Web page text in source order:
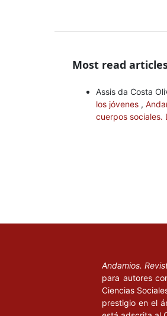
Most read
Assis da Costa
los jóvenes ,
cuerpos sociales.
Andamios.
para autores
Ciencias
prestigio en el